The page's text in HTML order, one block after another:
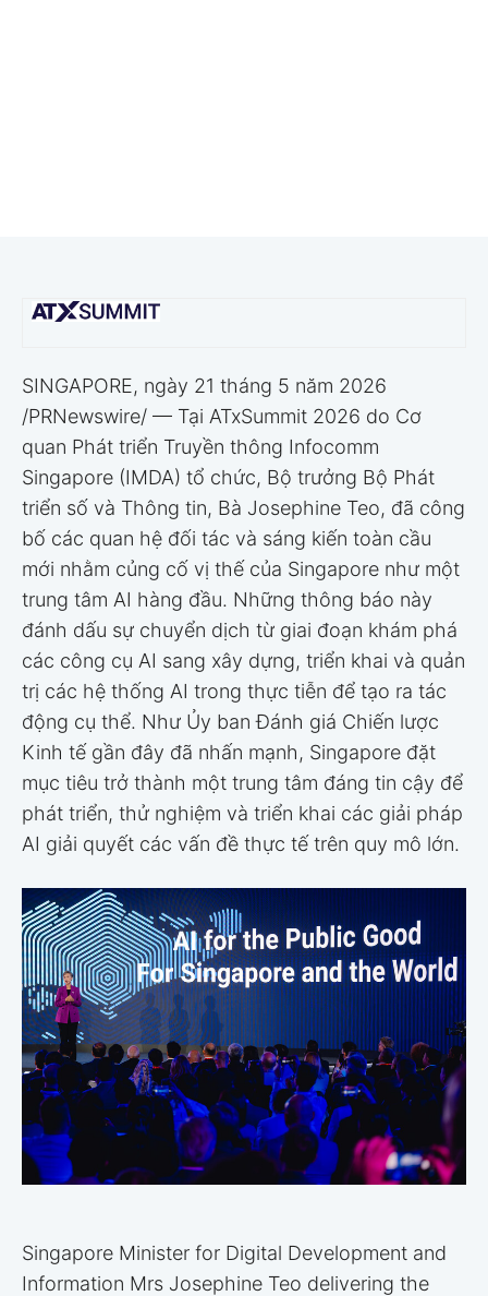
SINGAPORE, ngày 21 tháng 5 năm 2026
/PRNewswire/ — Tại ATxSummit 2026 do Cơ
quan Phát triển Truyền thông Infocomm
Singapore (IMDA) tổ chức, Bộ trưởng Bộ Phát
triển số và Thông tin, Bà Josephine Teo, đã công
bố các quan hệ đối tác và sáng kiến toàn cầu
mới nhằm củng cố vị thế của Singapore như một
trung tâm AI hàng đầu. Những thông báo này
đánh dấu sự chuyển dịch từ giai đoạn khám phá
các công cụ AI sang xây dựng, triển khai và quản
trị các hệ thống AI trong thực tiễn để tạo ra tác
động cụ thể. Như Ủy ban Đánh giá Chiến lược
Kinh tế gần đây đã nhấn mạnh, Singapore đặt
mục tiêu trở thành một trung tâm đáng tin cậy để
phát triển, thử nghiệm và triển khai các giải pháp
AI giải quyết các vấn đề thực tế trên quy mô lớn.
Singapore Minister for Digital Development and
Information Mrs Josephine Teo delivering the